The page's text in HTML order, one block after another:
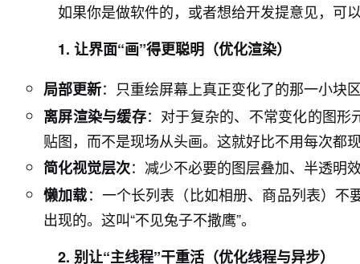
如果你是做软件的，或者想给开发提意见，可
1. 让界面“画”得更聪明（优化渲染）
局部更新：只重绘屏幕上真正变化了的那一小块
离屏渲染与缓存：对于复杂的、不常变化的图形
贴图，而不是现场从头画。这就好比不用每次都
简化视觉层次：减少不必要的图层叠加、半透明
懒加载：一个长列表（比如相册、商品列表）
出现的。这叫“不见兔子不撒鹰”。
2. 别让“主线程”干重活（优化线程与异步）